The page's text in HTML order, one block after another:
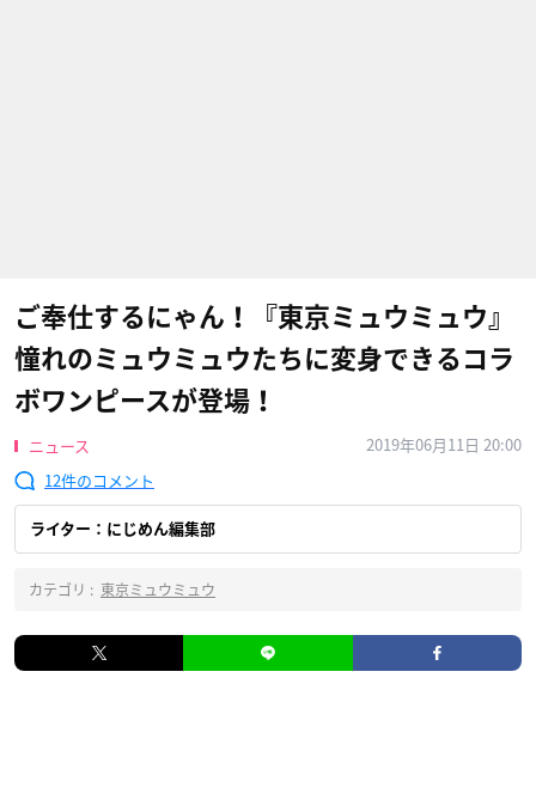
ご奉仕するにゃん！『東京ミュウミュウ』
憧れのミュウミュウたちに変身できるコラ
ボワンピースが登場！
ニュース
2019年06月11日 20:00
12
ライター：にじめん編集部
カテゴリ : 東京ミュウミュウ